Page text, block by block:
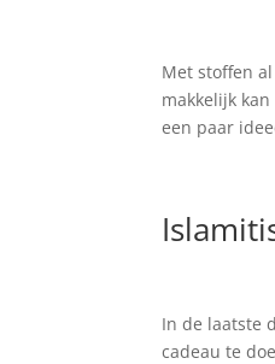
Met stoffen
makkelijk
een paar
In de laatste
cadeau te